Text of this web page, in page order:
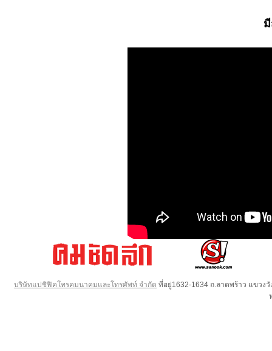
บริษัทแปซิฟิคโทรคมนาคมและโทรศัพท์ จำกัด ที่อยู่1632-1634 ถ.ลาดพร้าว แขวง